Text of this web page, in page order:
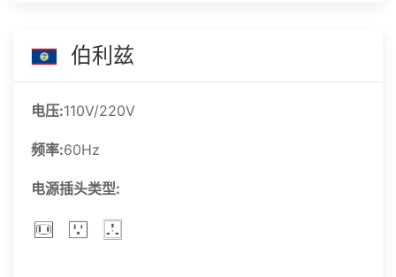
伯利兹
电压:110V/220V
频率:60Hz
电源插头类型: